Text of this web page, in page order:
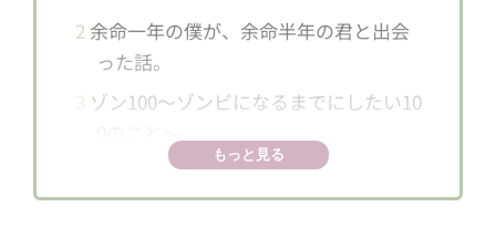
2 余命一年の僕が、余命半年の君と出会
った話。
ゾン100〜ゾンビになるまでにしたい10
もっと見る